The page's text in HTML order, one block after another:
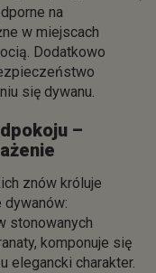
na
w miejscach
Dodatkowo
się dywanu.
–
znów króluje
stonowanych
komponuje się
elegancki charakter.